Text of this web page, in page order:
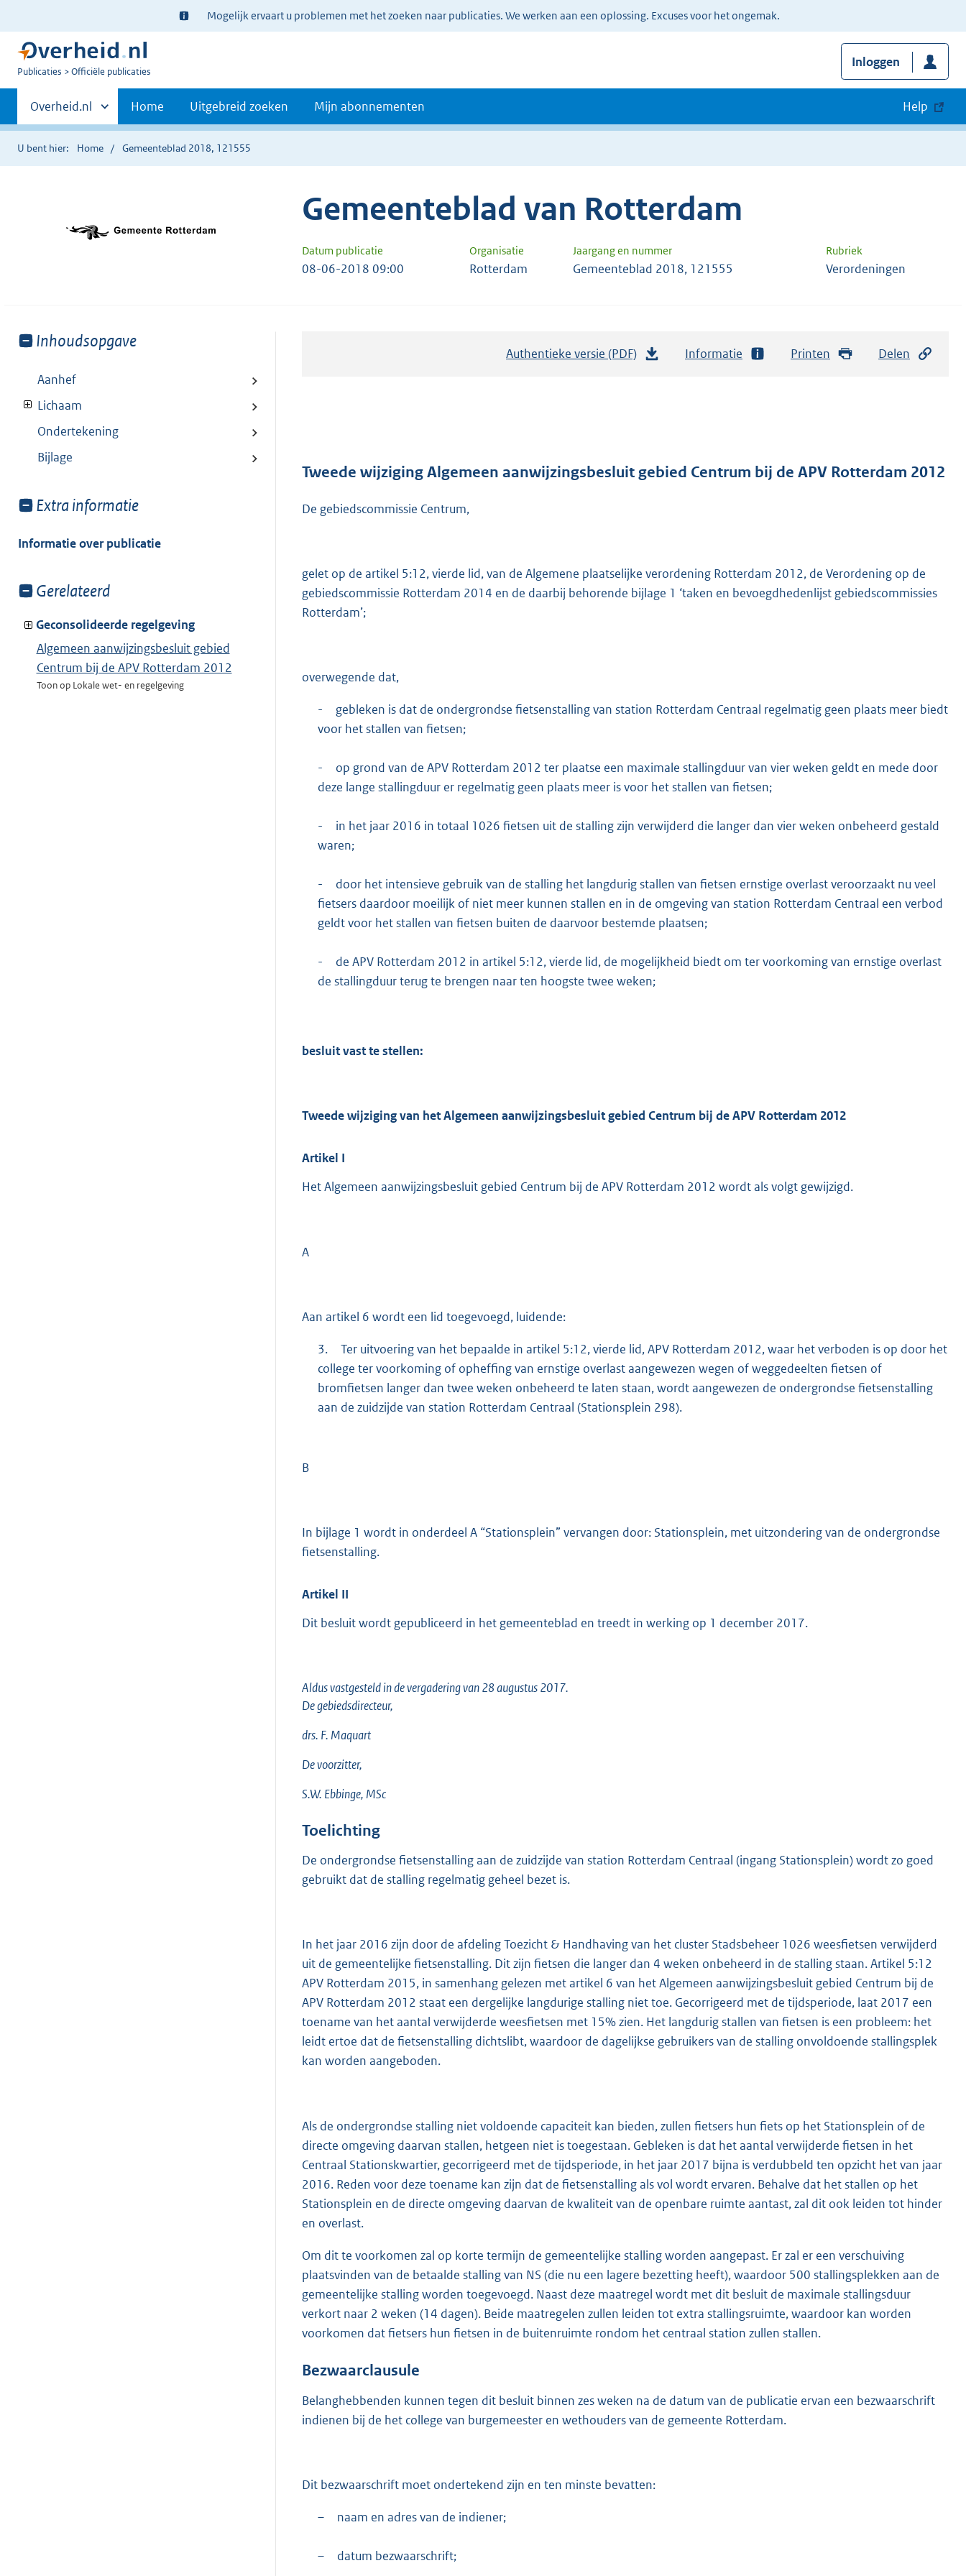
Ter
informatie:
Mogelijk ervaart u problemen met het zoeken naar publicaties. We werken aan een oplossing. Excuses voor het ongemak.
U
Publicaties Officiële publicaties
Inloggen
Primaire
navigatie
Andere
sites
binnen
Overheid.nl Home Uitgebreid zoeken Mijn abonnementen Help
U bent hier: Home Gemeenteblad 2018, 121555
Gemeenteblad van Rotterdam
Datum publicatie Organisatie Jaargang en nummer Rubriek
08-06-2018 09:00 Rotterdam Gemeenteblad 2018, 121555 Verordeningen
Toon
van:
Inhoudsopgave
Aanhef
Lichaam
Ondertekening
Bijlage
Toon
van:
Extra informatie
Informatie over publicatie
Toon
van:
Gerelateerd
Geconsolideerde regelgeving
Algemeen aanwijzingsbesluit gebied
Centrum bij de APV Rotterdam 2012
Toon op Lokale wet- en regelgeving
Authentieke versie (PDF)
d
t
2
Informatie Printen Delen
Tweede wijziging Algemeen aanwijzingsbesluit gebied Centrum bij de APV Rotterdam 2012
De gebiedscommissie Centrum,
gelet op de artikel 5:12, vierde lid, van de Algemene plaatselijke verordening Rotterdam 2012, de Verordening op de
gebiedscommissie Rotterdam 2014 en de daarbij behorende bijlage 1 ‘taken en bevoegdhedenlijst gebiedscommissies
Rotterdam’;
overwegende dat,
-
gebleken is dat de ondergrondse fietsenstalling van station Rotterdam Centraal regelmatig geen plaats meer biedt
voor het stallen van fietsen;
-
op grond van de APV Rotterdam 2012 ter plaatse een maximale stallingduur van vier weken geldt en mede door
deze lange stallingduur er regelmatig geen plaats meer is voor het stallen van fietsen;
-
in het jaar 2016 in totaal 1026 fietsen uit de stalling zijn verwijderd die langer dan vier weken onbeheerd gestald
waren;
-
door het intensieve gebruik van de stalling het langdurig stallen van fietsen ernstige overlast veroorzaakt nu veel
fietsers daardoor moeilijk of niet meer kunnen stallen en in de omgeving van station Rotterdam Centraal een verbod
geldt voor het stallen van fietsen buiten de daarvoor bestemde plaatsen;
-
de APV Rotterdam 2012 in artikel 5:12, vierde lid, de mogelijkheid biedt om ter voorkoming van ernstige overlast
de stallingduur terug te brengen naar ten hoogste twee weken;
besluit vast te stellen:
Tweede wijziging van het Algemeen aanwijzingsbesluit gebied Centrum bij de APV Rotterdam 2012
Artikel I
Het Algemeen aanwijzingsbesluit gebied Centrum bij de APV Rotterdam 2012 wordt als volgt gewijzigd.
A
Aan artikel 6 wordt een lid toegevoegd, luidende:
3.
Ter uitvoering van het bepaalde in artikel 5:12, vierde lid, APV Rotterdam 2012, waar het verboden is op door het
college ter voorkoming of opheffing van ernstige overlast aangewezen wegen of weggedeelten fietsen of
bromfietsen langer dan twee weken onbeheerd te laten staan, wordt aangewezen de ondergrondse fietsenstalling
aan de zuidzijde van station Rotterdam Centraal (Stationsplein 298).
B
In bijlage 1 wordt in onderdeel A “Stationsplein” vervangen door: Stationsplein, met uitzondering van de ondergrondse
fietsenstalling.
Artikel II
Dit besluit wordt gepubliceerd in het gemeenteblad en treedt in werking op 1 december 2017.
Aldus vastgesteld in de vergadering van 28 augustus 2017.
De gebiedsdirecteur,
drs. F. Maquart
De voorzitter,
S.W. Ebbinge, MSc
Toelichting
De ondergrondse fietsenstalling aan de zuidzijde van station Rotterdam Centraal (ingang Stationsplein) wordt zo goed
gebruikt dat de stalling regelmatig geheel bezet is.
In het jaar 2016 zijn door de afdeling Toezicht & Handhaving van het cluster Stadsbeheer 1026 weesfietsen verwijderd
uit de gemeentelijke fietsenstalling. Dit zijn fietsen die langer dan 4 weken onbeheerd in de stalling staan. Artikel 5:12
APV Rotterdam 2015, in samenhang gelezen met artikel 6 van het Algemeen aanwijzingsbesluit gebied Centrum bij de
APV Rotterdam 2012 staat een dergelijke langdurige stalling niet toe. Gecorrigeerd met de tijdsperiode, laat 2017 een
toename van het aantal verwijderde weesfietsen met 15% zien. Het langdurig stallen van fietsen is een probleem: het
leidt ertoe dat de fietsenstalling dichtslibt, waardoor de dagelijkse gebruikers van de stalling onvoldoende stallingsplek
kan worden aangeboden.
Als de ondergrondse stalling niet voldoende capaciteit kan bieden, zullen fietsers hun fiets op het Stationsplein of de
directe omgeving daarvan stallen, hetgeen niet is toegestaan. Gebleken is dat het aantal verwijderde fietsen in het
Centraal Stationskwartier, gecorrigeerd met de tijdsperiode, in het jaar 2017 bijna is verdubbeld ten opzicht het van jaar
2016. Reden voor deze toename kan zijn dat de fietsenstalling als vol wordt ervaren. Behalve dat het stallen op het
Stationsplein en de directe omgeving daarvan de kwaliteit van de openbare ruimte aantast, zal dit ook leiden tot hinder
en overlast.
Om dit te voorkomen zal op korte termijn de gemeentelijke stalling worden aangepast. Er zal er een verschuiving
plaatsvinden van de betaalde stalling van NS (die nu een lagere bezetting heeft), waardoor 500 stallingsplekken aan de
gemeentelijke stalling worden toegevoegd. Naast deze maatregel wordt met dit besluit de maximale stallingsduur
verkort naar 2 weken (14 dagen). Beide maatregelen zullen leiden tot extra stallingsruimte, waardoor kan worden
voorkomen dat fietsers hun fietsen in de buitenruimte rondom het centraal station zullen stallen.
Bezwaarclausule
Belanghebbenden kunnen tegen dit besluit binnen zes weken na de datum van de publicatie ervan een bezwaarschrift
indienen bij de het college van burgemeester en wethouders van de gemeente Rotterdam.
Dit bezwaarschrift moet ondertekend zijn en ten minste bevatten:
– naam en adres van de indiener;
– datum bezwaarschrift;